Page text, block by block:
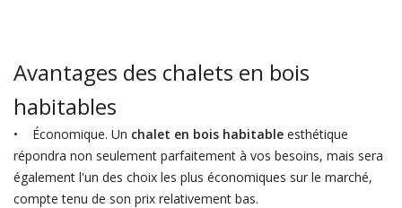
Avantages des chalets en bois
habitables
• Économique. Un chalet en bois habitableesthétique
répondra non seulement parfaitement à vos besoins, mais sera
également l'un des choix les plus économiques sur le marché,
compte tenu de son prix relativement bas.